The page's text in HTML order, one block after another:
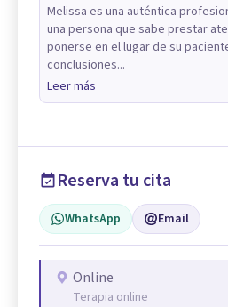
Melissa es una auténtica
una persona que sabe prestar
ponerse en el lugar de su
conclusiones...
Leer más
Reserva tu cita
WhatsApp Email
Online
Terapia online